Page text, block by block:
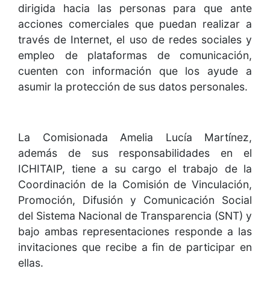
dirigida hacia las personas para que ante
acciones comerciales que puedan realizar a
través de Internet, el uso de redes sociales y
empleo de plataformas de comunicación,
cuenten con información que los ayude a
asumir la protección de sus datos personales.
La Comisionada Amelia Lucía Martínez,
además de sus responsabilidades en el
ICHITAIP, tiene a su cargo el trabajo de la
Coordinación de la Comisión de Vinculación,
Promoción, Difusión y Comunicación Social
del Sistema Nacional de Transparencia (SNT) y
bajo ambas representaciones responde a las
invitaciones que recibe a fin de participar en
ellas.